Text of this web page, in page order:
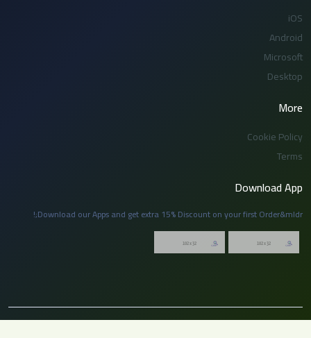
iOS
Android
Microsoft
Desktop
More
Cookie Policy
Terms
Download App
Download our Apps and get extra 15% Discount on your first Order&mldr;!